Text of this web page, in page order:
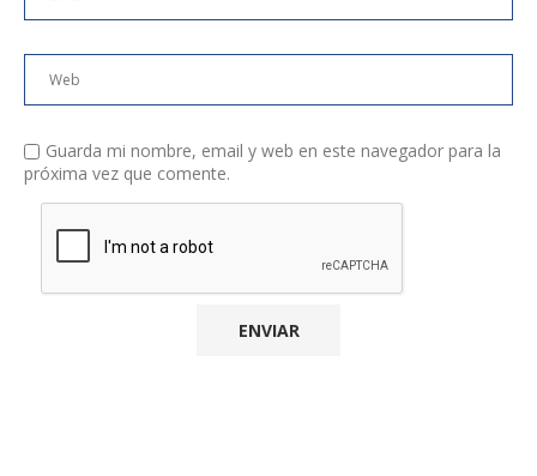
Guarda mi nombre, email y web en este navegador para la
próxima vez que comente.